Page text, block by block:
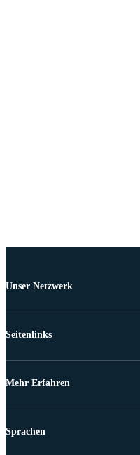
Unser Netzwerk
Seitenlinks
Mehr Erfahren
Sprachen